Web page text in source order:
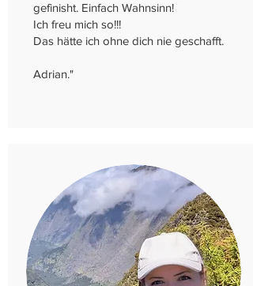
gefinisht. Einfach Wahnsinn!
Ich freu mich so!!!
Das hätte ich ohne dich nie geschafft.
Adrian."